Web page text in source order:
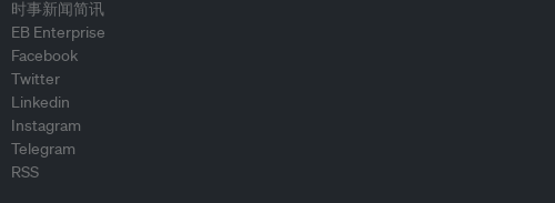
时事新闻简讯
EB Enterprise
Facebook
Twitter
Linkedin
Instagram
Telegram
RSS